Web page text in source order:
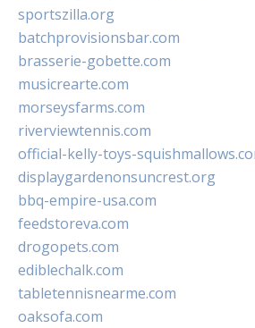
sportszilla.org
batchprovisionsbar.com
brasserie-gobette.com
musicrearte.com
morseysfarms.com
riverviewtennis.com
official-kelly-toys-
displaygardenonsuncrest.org
bbq-empire-usa.com
feedstoreva.com
drogopets.com
ediblechalk.com
tabletennisnearme.com
oaksofa.com